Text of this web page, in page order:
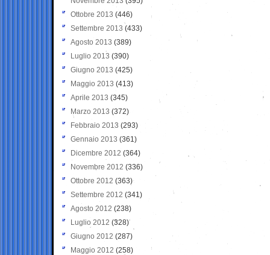
Ottobre 2013 (446)
Settembre 2013 (433)
Agosto 2013 (389)
Luglio 2013 (390)
Giugno 2013 (425)
Maggio 2013 (413)
Aprile 2013 (345)
Marzo 2013 (372)
Febbraio 2013 (293)
Gennaio 2013 (361)
Dicembre 2012 (364)
Novembre 2012 (336)
Ottobre 2012 (363)
Settembre 2012 (341)
Agosto 2012 (238)
Luglio 2012 (328)
Giugno 2012 (287)
Maggio 2012 (258)